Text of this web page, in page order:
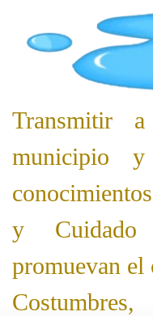
Transmitir
municipio y
y
promuevan